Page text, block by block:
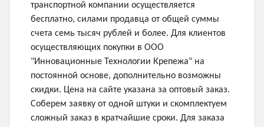
транспортной компании осуществляется
бесплатно, силами продавца от общей суммы
счета семь тысяч рублей и более. Для клиентов
осуществляющих покупки в ООО
"Инновационные Технологии Крепежа" на
постоянной основе, дополнительно возможны
скидки. Цена на сайте указана за оптовый заказ.
Соберем заявку от одной штуки и скомплектуем
сложный заказ в кратчайшие сроки. Для заказа